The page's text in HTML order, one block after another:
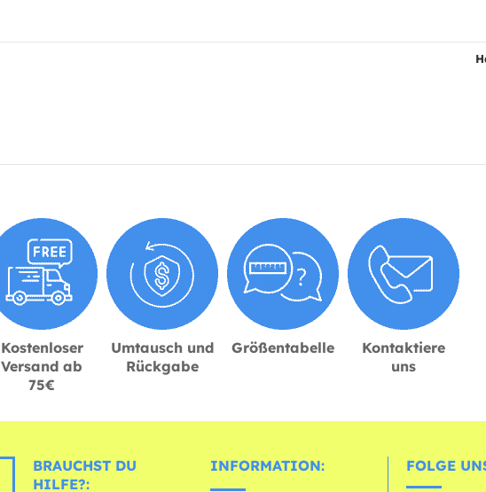
Kostenloser
Versand ab
75€
Umtausch und
Rückgabe
Größentabelle
Kontaktiere
uns
BRAUCHST DU
HILFE?:
INFORMATION: FOLGE